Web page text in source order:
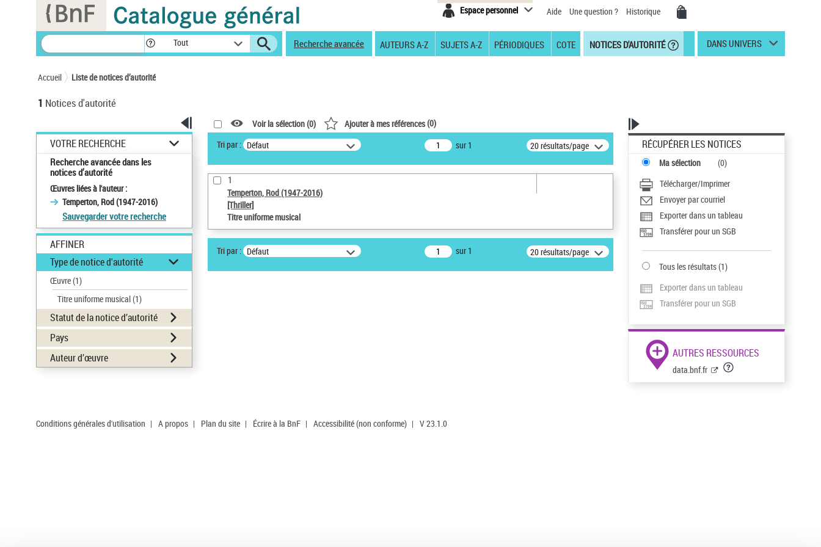
Espace personnel Aide Une question ? Historique
Tout Recherche avancée AUTEURS A-Z SUJETS A-Z PÉRIODIQUES COTE NOTICES D'AUTORITÉ DANS UNIVERS
Accueil Liste de notices d’autorité
1 Notices d'autorité
VOTRE RECHERCHE
Recherche avancée dans les
notices d’autorité
Œuvres liées à l'auteur :
Temperton, Rod (1947-2016)
Sauvegarder votre recherche
AFFINER
Type de notice d'autorité
Œuvre(1)
Titre uniforme musical(1)
Statut de la notice d’autorité
Pays
Auteur d’œuvre
Voir la sélection (0) Ajouter à mes références(0)
Tri par : Défaut sur 1 20 résultats/page
1
Temperton, Rod (1947-2016)
[Thriller]
Titre uniforme musical
Tri par : Défaut sur 1 20 résultats/page
RÉCUPÉRER LES NOTICES
Ma sélection (0)
Télécharger/Imprimer
Envoyer par courriel
Exporter dans un tableau
Transférer pour un SGB
Tous les résultats(1)
Exporter dans un tableau
Transférer pour un SGB
AUTRES RESSOURCES
data.bnf.fr
Conditions générales d'utilisation | A propos | Plan du site | Écrire à la BnF | Accessibilité (non conforme) | V 23.1.0
Panneau de gestion des cookies